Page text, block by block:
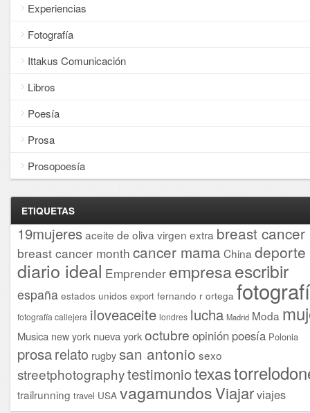
Experiencias
Fotografía
Ittakus Comunicación
Libros
Poesía
Prosa
Prosopoesía
ETIQUETAS
19mujeresaceite de oliva virgen extra breast cancer
breast cancer month cancer mama China deporte
diario ideal Emprender empresaescribir
españa estados unidos export fernando r ortega
fotografía callejera iloveaceite londres lucha Madrid Moda
Musica new york nueva yorkoctubre opinión poesía Polonia
prosarelato rugby san antonio sexo
streetphotographytestimoniotexas
trailrunning travel USA vagamundosViajarviajes